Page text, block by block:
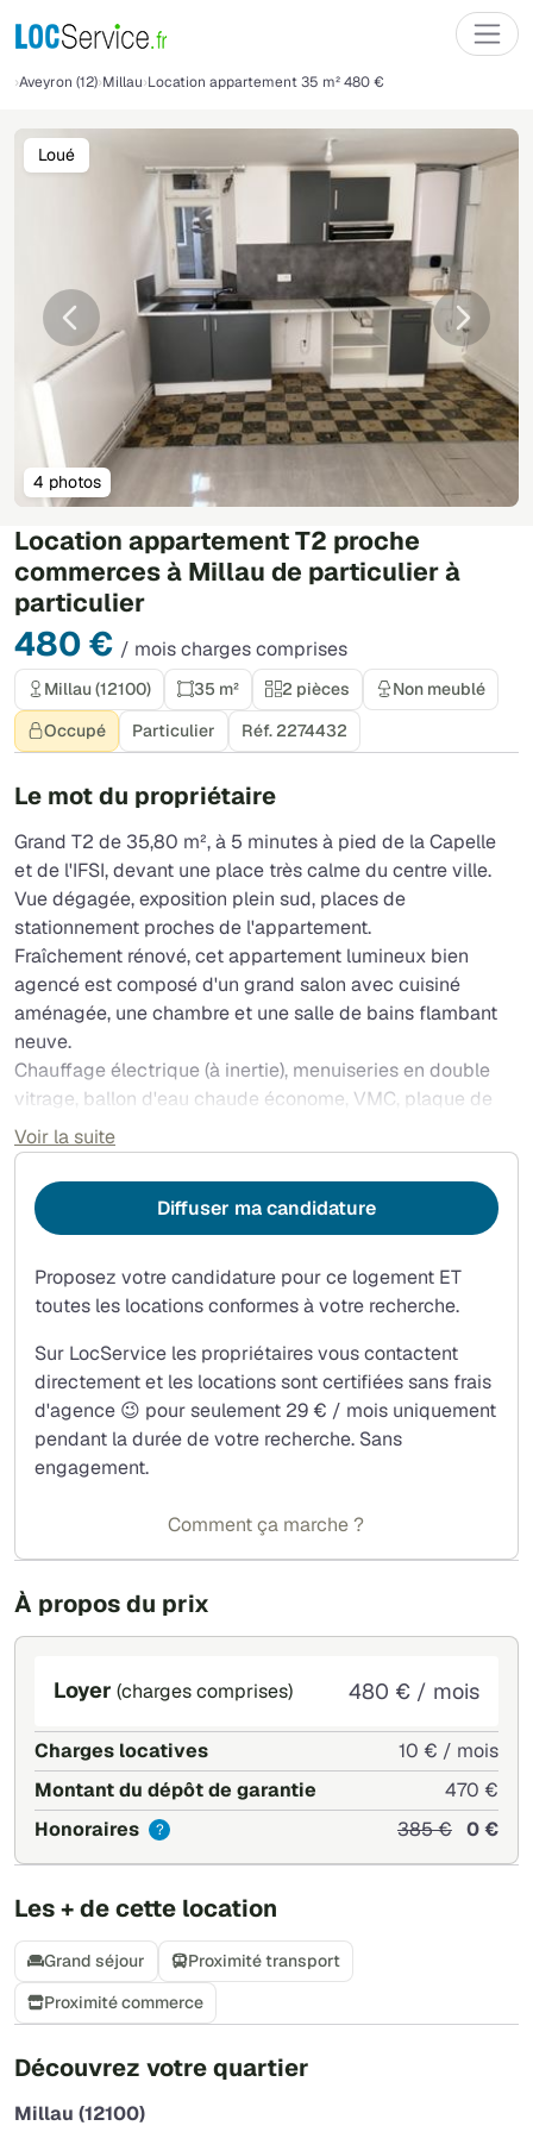
Aveyron (12) Millau Location appartement 35 m² 480 €
Location appartement T2 proche
commerces à Millau de particulier à
particulier
480 € / mois charges comprises
Précédente
4 photos
Loué
Millau (12100) 35 m² 2 pièces
Non meublé
Occupé
Particulier Réf. 2274432
Le mot du propriétaire
Grand T2 de 35,80 m², à 5 minutes à pied de la Capelle
et de l'IFSI, devant une place très calme du centre ville.
Vue dégagée, exposition plein sud, places de
stationnement proches de l'appartement.
Fraîchement rénové, cet appartement lumineux bien
agencé est composé d'un grand salon avec cuisiné
aménagée, une chambre et une salle de bains flambant
neuve.
Chauffage électrique (à inertie), menuiseries en double
vitrage, ballon d'eau chaude économe, VMC, plaque de
cuisson vitrocéramique 4 feux, hotte aspirante.
Très faibles charges locatives, pas de syndic de
copropriété, pas de frais d'agence non plus.
Voir la suite
À propos du prix
Loyer (charges comprises) 480 € / mois
Charges locatives
10 € / mois
Montant du dépôt de garantie
470 €
Honoraires
? 385 € 0 €
Les + de cette location
Grand séjour
Proximité transport
Proximité commerce
Découvrez votre quartier
Millau (12100)
Proposez votre candidature pour ce logement ET
toutes les locations conformes à votre recherche.
Sur LocService les propriétaires vous contactent
directement et les locations sont certifiées sans frais
d'agence 😉 pour seulement 29 € / mois uniquement
pendant la durée de votre recherche. Sans
engagement.
Diffuser ma candidature
Comment ça marche ?